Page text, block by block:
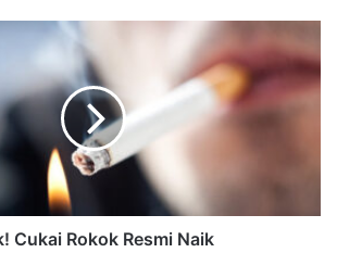
Cukai Rokok Resmi Naik